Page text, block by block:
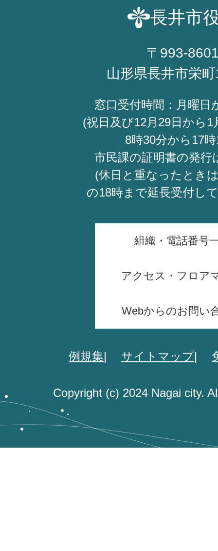
長井市
〒993-
山形県長井市栄
窓口受付時間：月曜日
(祝日及び12月29日から1
8時30分から17
市民課の証明書の発行
(休日と重なったとき
の18時まで延長受付し
組織・電話番号
アクセス・フロア
Webからのお問い
例規集 サイトマップ
Copyright (c) 2024 Nagai city.